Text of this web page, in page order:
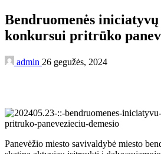
Bendruomenės
konkursui pritrūko
admin 26 gegužės, 2024
Panevėžio miesto savivaldybė miesto